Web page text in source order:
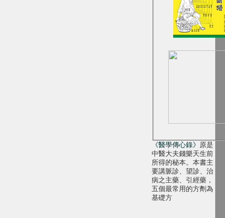
《醫學傳心錄》
原是
中醫大夫錢樂天生前
所得的秘本。本書主
要講脈診、望診、治
病之主藥、引經藥，
五個最常用的方劑為
基礎方